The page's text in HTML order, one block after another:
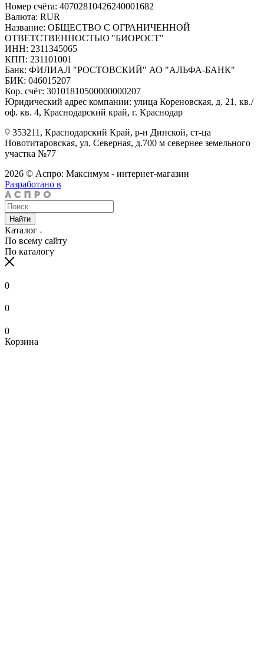
Номер счёта: 40702810426240001682
Валюта: RUR
Название: ОБЩЕСТВО С ОГРАНИЧЕННОЙ
ОТВЕТСТВЕННОСТЬЮ "БИОРОСТ"
ИНН: 2311345065
КПП: 231101001
Банк: ФИЛИАЛ "РОСТОВСКИЙ" АО "АЛЬФА-БАНК"
БИК: 046015207
Кор. счёт: 30101810500000000207
Юридический адрес компании: улица Кореновская, д. 21, кв./
оф. кв. 4, Краснодарский край, г. Краснодар
353211, Краснодарский Край, р-н Динской, ст-ца
Новотитаровская, ул. Северная, д.700 м севернее земельного
участка №77
2026 © Аспро: Максимум - интернет-магазин
Разработано в
Найти
Каталог
По всему сайту
По каталогу
0
0
0
Корзина